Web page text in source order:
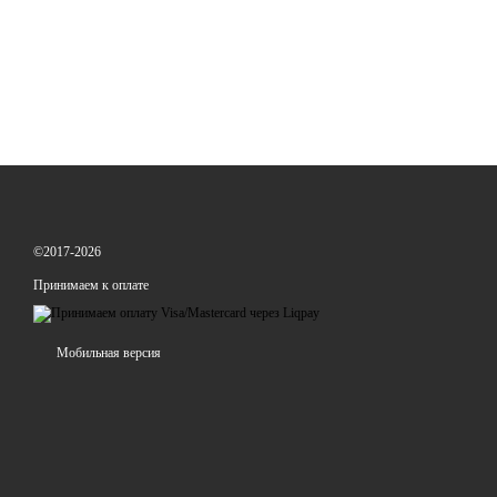
©2017-2026
Принимаем к оплате
Мобильная версия